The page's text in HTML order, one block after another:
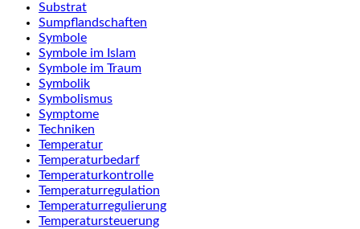
Substrat
Sumpflandschaften
Symbole
Symbole im Islam
Symbole im Traum
Symbolik
Symbolismus
Symptome
Techniken
Temperatur
Temperaturbedarf
Temperaturkontrolle
Temperaturregulation
Temperaturregulierung
Temperatursteuerung